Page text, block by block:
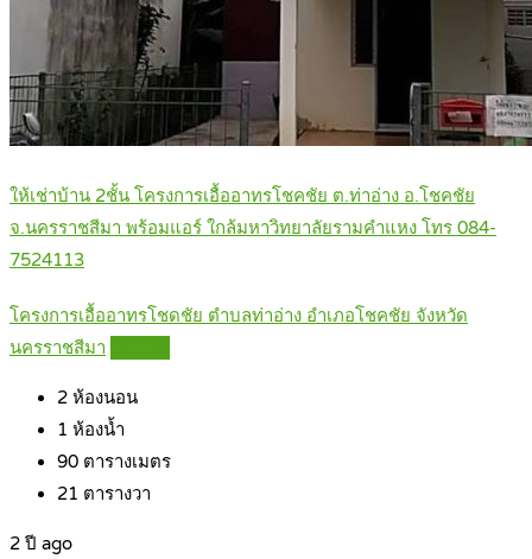
ให้เช่าบ้าน 2ชั้น โครงการเอื้ออาทรโชคชัย ต.ท่าอ่าง อ.โชคชัย
จ.นครราชสีมา พร้อมแอร์ ใกล้มหาวิทยาลัยรามคำแหง โทร 084-
7524113
โครงการเอื้ออาทรโชดชัย ตำบลท่าอ่าง อำเภอโชคชัย จังหวัด
นครราชสีมา
2 ห้องนอน
1 ห้องน้ำ
90 ตารางเมตร
21 ตารางวา
2 ปี ago